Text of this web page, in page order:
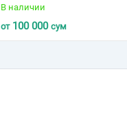
(1фл-450мл) с Л-
глутамином сухой стер-ый
(1фл-150мг)
В наличии
от100 000 сум